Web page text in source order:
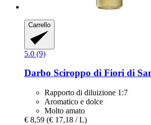
Carrello
5.0 (9)
Darbo Sciroppo di Fiori di
Rapporto di diluizione 1:7
Aromatico e dolce
Molto amato
€ 8,59 (€ 17,18 / L)